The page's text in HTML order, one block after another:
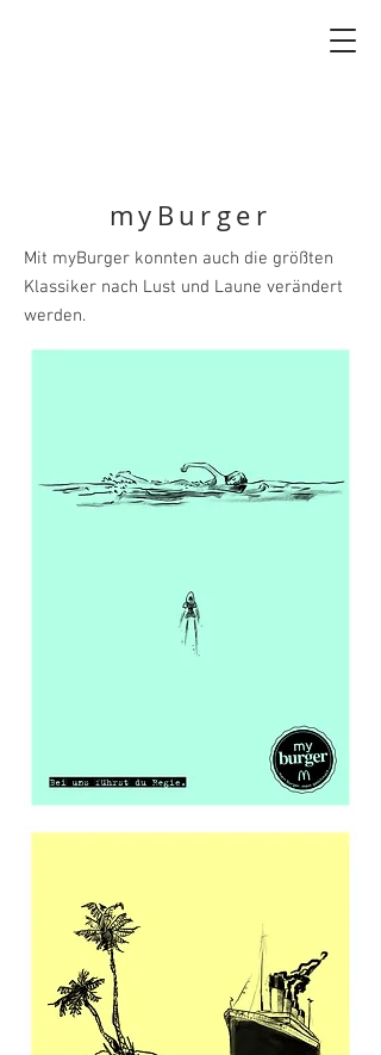
myBurger
Mit myBurger konnten auch die größten
Klassiker nach Lust und Laune verändert
werden.